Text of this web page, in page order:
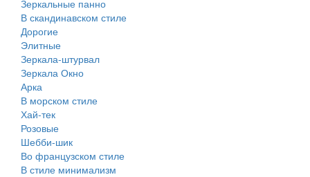
Зеркальные панно
В скандинавском стиле
Дорогие
Элитные
Зеркала-штурвал
Зеркала Окно
Арка
В морском стиле
Хай-тек
Розовые
Шебби-шик
Во французском стиле
В стиле минимализм